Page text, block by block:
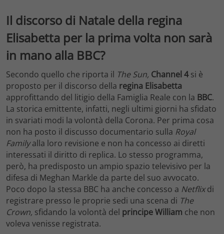
Il discorso di Natale della regina
Elisabetta per la prima volta non sarà
in mano alla BBC?
Secondo quello che riporta il The Sun, Channel 4si è
proposto per il discorso della regina Elisabetta
approfittando del litigio della Famiglia Reale con la BBC.
La storica emittente, infatti, negli ultimi giorni ha sfidato
in svariati modi la volontà della Corona. Per prima cosa
non ha posto il discusso documentario sulla Royal
Familyalla loro revisione e non ha concesso ai diretti
interessati il diritto di replica. Lo stesso programma,
però, ha predisposto un ampio spazio televisivo per la
difesa di Meghan Markle da parte del suo avvocato.
Poco dopo la stessa BBC ha anche concesso a Netflixdi
registrare presso le proprie sedi una scena di The
Crown, sfidando la volontà del principe William che non
voleva venisse registrata.